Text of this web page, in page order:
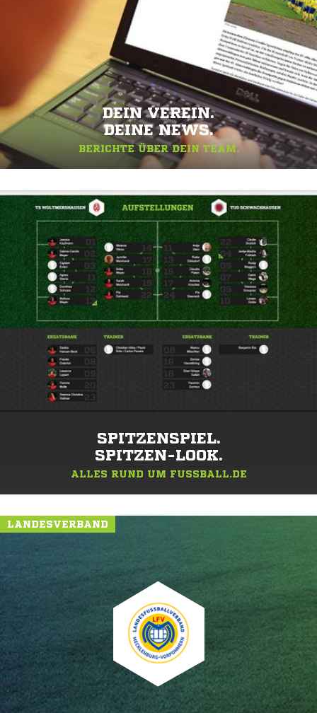
DEIN VEREIN.
DEINE NEWS.
BERICHTE ÜBER DEIN TEAM.
SPITZENSPIEL.
SPITZEN-LOOK.
ALLES RUND UM FUSSBALL.DE
LANDESVERBAND